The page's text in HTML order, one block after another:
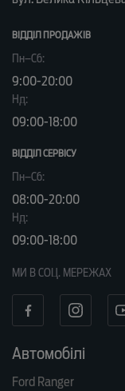
ВІДДІЛ ПРОДАЖІВ
Пн–Сб:
9:00-20:00
Нд:
09:00-18:00
ВІДДІЛ CЕРВІСУ
Пн–Сб:
08:00-20:00
Нд:
09:00-18:00
МИ В СОЦ. МЕРЕЖАХ
Автомобілі
Ford Ranger